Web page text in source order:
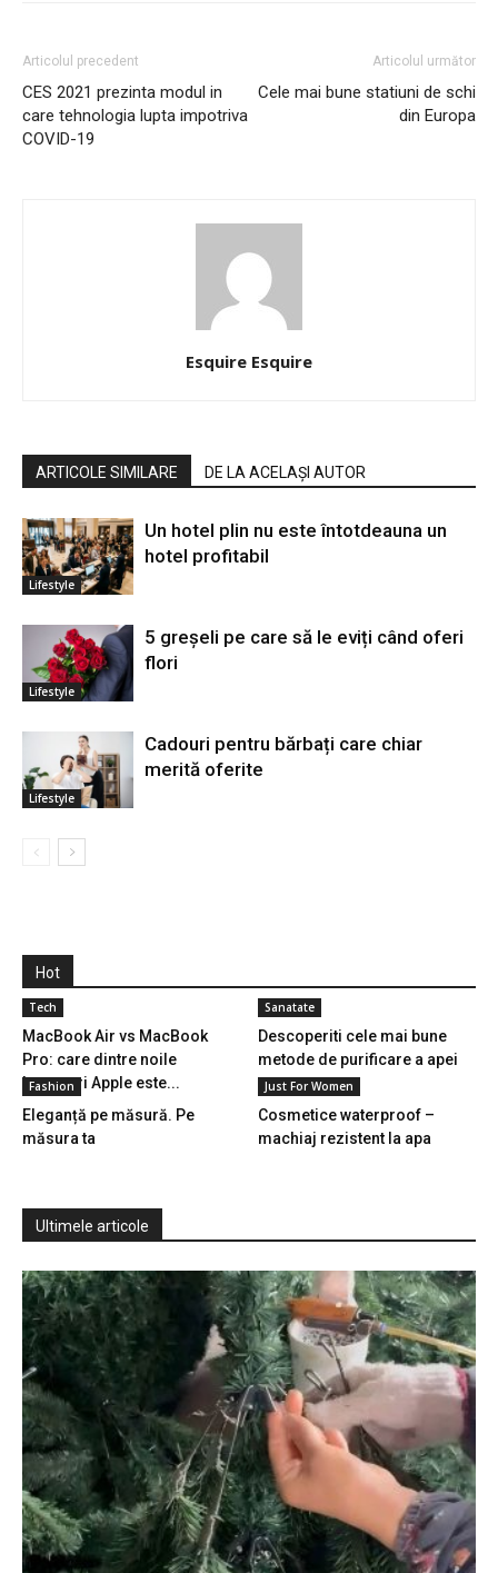
Articolul precedent
CES 2021 prezinta modul in
care tehnologia lupta impotriva
COVID-19
Articolul următor
Cele mai bune statiuni de schi
din Europa
Esquire Esquire
ARTICOLE SIMILARE DE LA ACELAȘI AUTOR
Lifestyle
Un hotel plin nu este întotdeauna un
hotel profitabil
Lifestyle
5 greșeli pe care să le eviți când oferi
flori
Lifestyle
Cadouri pentru bărbați care chiar
merită oferite
Hot
Tech
MacBook Air vs MacBook
Pro: care dintre noile
laptopuri Apple este...
Sanatate
Descoperiti cele mai bune
metode de purificare a apei
Fashion
Eleganță pe măsură. Pe
măsura ta
Just For Women
Cosmetice waterproof –
machiaj rezistent la apa
Ultimele articole